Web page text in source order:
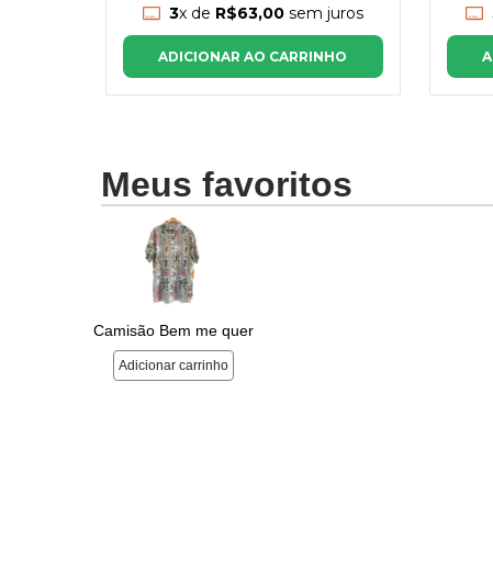
3x de R$63,00sem juros
ADICIONAR AO CARRINHO